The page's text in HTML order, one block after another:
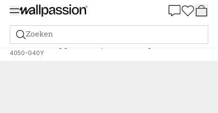
Zoeken
Verf Bestelling gebaseerd op NCS Bestelling door NCS
4050-G40Y